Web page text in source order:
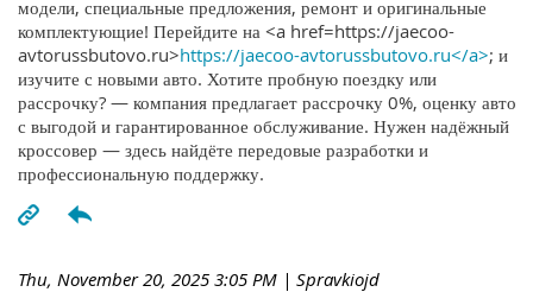
модели, специальные предложения, ремонт и оригинальные
комплектующие! Перейдите на <a href=https://jaecoo-
avtorussbutovo.ru>https://jaecoo-avtorussbutovo.ru</a>; и
изучите с новыми авто. Хотите пробную поездку или
рассрочку? — компания предлагает рассрочку 0%, оценку авто
с выгодой и гарантированное обслуживание. Нужен надёжный
кроссовер — здесь найдёте передовые разработки и
профессиональную поддержку.
Thu, November 20, 2025 3:05 PM | Spravkiojd